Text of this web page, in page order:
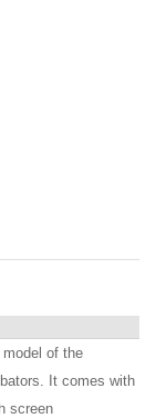
of the
It comes with
screen